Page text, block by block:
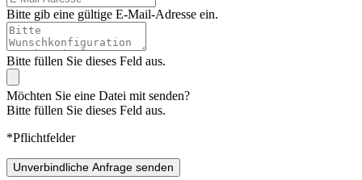
Bitte gib eine gültige E-Mail-Adresse ein.
Bitte füllen Sie dieses Feld aus.
Möchten Sie eine Datei mit senden?
Bitte füllen Sie dieses Feld aus.
*Pflichtfelder
Unverbindliche Anfrage senden